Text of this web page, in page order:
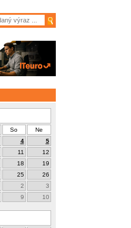
So
Ne
4
5
11
12
18
19
25
26
2
3
9 10